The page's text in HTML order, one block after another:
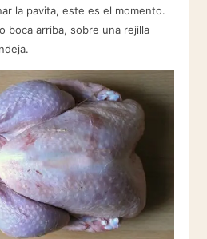
la pavita, este es el momento.
boca arriba, sobre una rejilla